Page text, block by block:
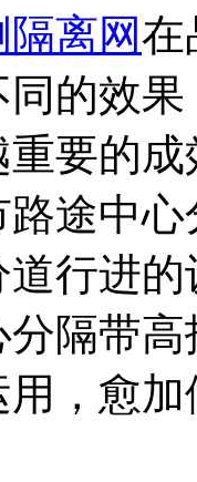
离网在
同的效
重要的
途中
行进
隔带
，愈